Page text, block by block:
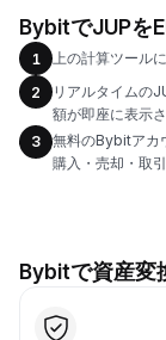
BybitでJUPを
1
上の計算ツール
2
リアルタイムの
額が即座に表示さ
3
無料のBybitアカ
購入・売却・取
Bybitで資産変